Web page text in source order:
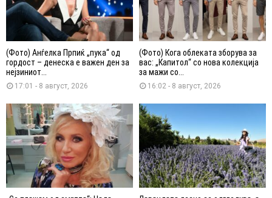
(Фото) Анѓелка Прпиќ „пука“ од
гордост – денеска е важен ден за
нејзиниот...
17:01 - 8 август, 2026
(Фото) Кога облеката зборува за
вас: „Капитол“ со нова колекција
за мажи со...
16:02 - 8 август, 2026